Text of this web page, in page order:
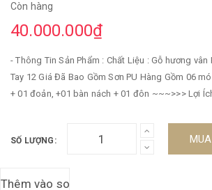
Còn hàng
40.000.000₫
- Thông Tin Sản Phẩm : Chất Liệu : Gỗ hương vân Kích Thước : Cột 12 -
Tay 12 Giá Đã Bao Gồm Sơn PU Hàng Gồm 06 món: + 01 bàn, + 02 ghế,
+ 01 đoản, +01 bàn nách + 01 đôn ~~~>>> Lợi Ích Khi Mua Sản Phẩm :
Khi Mua Hoàn Thiện Tặng Ngay Kính Bàn, Kính Đôn kẹp ~~~
giao hàng bán kính 50km ~~~ ->>> Chú Ý : Ưu Đãi Đặc Biệt Khi Quý
mãi giảm giá tất lên đến 3% tổng hóa đơn giá trị sản
SỐ LƯỢNG: